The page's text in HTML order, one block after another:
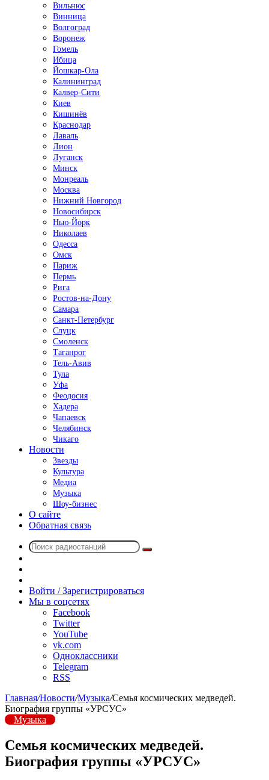
Вильнюс
Винница
Волгоград
Воронеж
Гомель
Ибица
Йошкар-Ола
Калининград
Калвер-Сити
Киев
Кишинёв
Краснодар
Лаваль
Лион
Луганск
Минск
Монреаль
Москва
Нижний Новгород
Новосибирск
Нью-Йорк
Николаев
Одесса
Омск
Париж
Пермь
Рига
Ростов-на-Дону
Самара
Санкт-Петербург
Слуцк
Смоленск
Таганрог
Тель-Авив
Тула
Уфа
Феодосия
Хадера
Чапаевск
Челябинск
Чикаго
Новости
Звезды
Культура
Медиа
Музыка
Шоу-бизнес
О сайте
Обратная связь
Поиск
радио
Войти / Зарегистрироваться
Мы в соцсетях
Facebook
Twitter
YouTube
vk.com
Одноклассники
Telegram
RSS
Главная/Новости/Музыка/Семья космических медведей.
Биография группы «УРСУС»
Музыка
Семья космических медведей.
Биография группы «УРСУС»